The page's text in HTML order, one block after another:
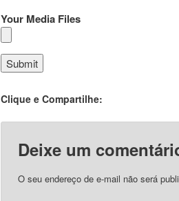
Your Media Files
Clique e Compartilhe:
Deixe um
O seu endereço de e-mail não será